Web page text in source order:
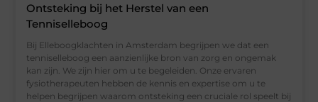
Ontsteking bij het Herstel van een
Tenniselleboog
Bij Elleboogklachten in Amsterdam begrijpen we dat een
tenniselleboog een aanzienlijke bron van zorg en ongemak
kan zijn. We zijn hier om u te begeleiden. Onze ervaren
fysiotherapeuten hebben de kennis en expertise om u te
helpen begrijpen waarom ontsteking een cruciale rol speelt bij